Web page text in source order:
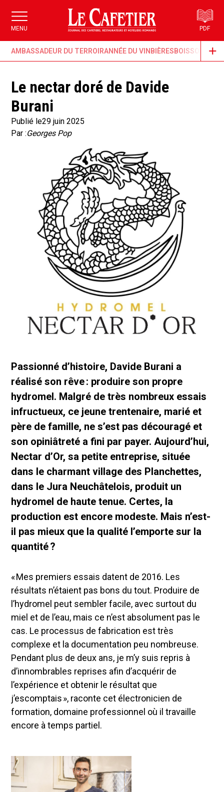
MENU PDF
AMBASSADEUR DU TERROIRANNÉE DU VINBIÈRESBOISSONS &
Le nectar doré de Davide
Burani
Publié le29 juin 2025
Par :Georges Pop
Passionné d’histoire, Davide Burani a
réalisé son rêve : produire son propre
hydromel. Malgré de très nombreux essais
infructueux, ce jeune trentenaire, marié et
père de famille, ne s’est pas découragé et
son opiniâtreté a fini par payer. Aujourd’hui,
Nectar d’Or, sa petite entreprise, située
dans le charmant village des Planchettes,
dans le Jura Neuchâtelois, produit un
hydromel de haute tenue. Certes, la
production est encore modeste. Mais n’est-
il pas mieux que la qualité l’emporte sur la
quantité ?
« Mes premiers essais datent de 2016. Les
résultats n’étaient pas bons du tout. Produire de
l’hydromel peut sembler facile, avec surtout du
miel et de l’eau, mais ce n’est absolument pas le
cas. Le processus de fabrication est très
complexe et la documentation peu nombreuse.
Pendant plus de deux ans, je m’y suis repris à
d’innombrables reprises afin d’acquérir de
l’expérience et obtenir le résultat que
j’escomptais », raconte cet électronicien de
formation, domaine professionnel où il travaille
encore à temps partiel.